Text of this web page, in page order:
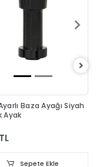
Baza Ayağı Siyah
Ayak
Sepete Ekle